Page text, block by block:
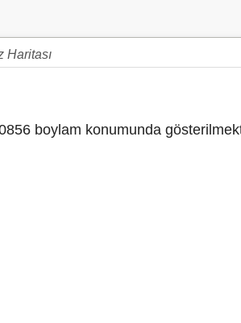
Haritası
boylam konumunda